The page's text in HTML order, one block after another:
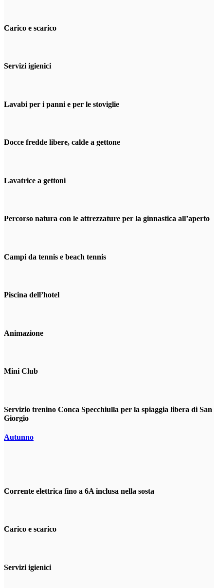
Carico e scarico
Servizi igienici
Lavabi per i panni e per le stoviglie
Docce fredde libere, calde a gettone
Lavatrice a gettoni
Percorso natura con le attrezzature per la ginnastica all’aperto
Campi da tennis e beach tennis
Piscina dell’hotel
Animazione
Mini Club
Servizio trenino Conca Specchiulla per la spiaggia libera di San
Giorgio
Autunno
Corrente elettrica fino a 6A inclusa nella sosta
Carico e scarico
Servizi igienici